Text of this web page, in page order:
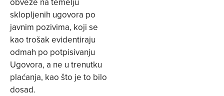
sklopljenih ugovora po
javnim pozivima, koji se
kao trošak evidentiraju
odmah po potpisivanju
Ugovora, a ne u trenutku
plaćanja, kao što je to bilo
dosad.